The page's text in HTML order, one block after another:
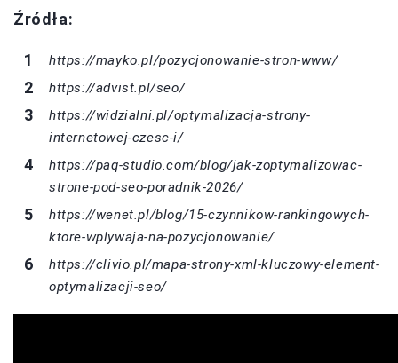
Źródła:
https://mayko.pl/pozycjonowanie-stron-www/
https://advist.pl/seo/
https://widzialni.pl/optymalizacja-strony-
internetowej-czesc-i/
https://paq-studio.com/blog/jak-zoptymalizowac-
strone-pod-seo-poradnik-2026/
https://wenet.pl/blog/15-czynnikow-rankingowych-
ktore-wplywaja-na-pozycjonowanie/
https://clivio.pl/mapa-strony-xml-kluczowy-element-
optymalizacji-seo/